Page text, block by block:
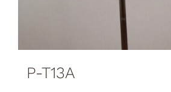
P-T13A